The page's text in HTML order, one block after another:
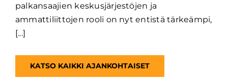
palkansaajien keskusjärjestöjen ja
ammattiliittojen rooli on nyt entistä tärkeämpi,
[...]
KATSO KAIKKI AJANKOHTAISET